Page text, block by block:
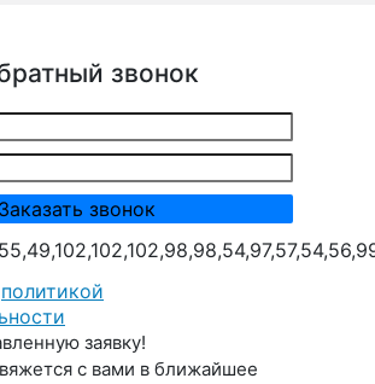
звонок
политикой
заявку!
с вами в ближайшее